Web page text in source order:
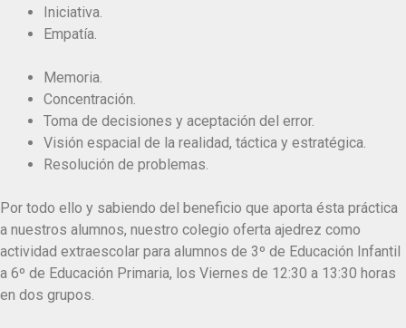
Iniciativa.
Empatía.
Memoria.
Concentración.
Toma de decisiones y aceptación del error.
Visión espacial de la realidad, táctica y estratégica.
Resolución de problemas.
Por todo ello y sabiendo del beneficio que aporta ésta práctica
a nuestros alumnos, nuestro colegio oferta ajedrez como
actividad extraescolar para alumnos de 3º de Educación Infantil
a 6º de Educación Primaria, los Viernes de 12:30 a 13:30 horas
en dos grupos.